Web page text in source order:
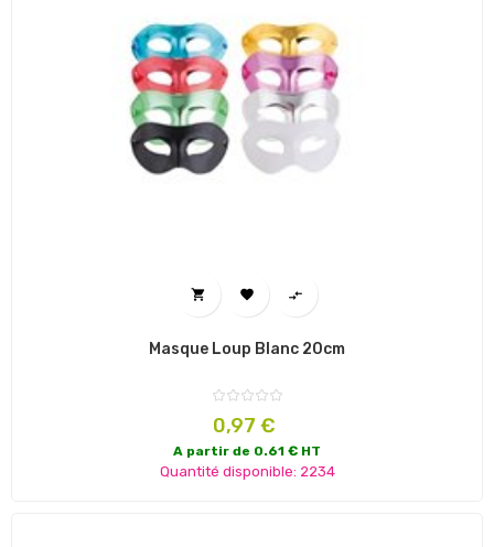
  
Masque Loup Blanc 20cm
Prix
0,97 €
A partir de 0.61 € HT
Quantité disponible: 2234